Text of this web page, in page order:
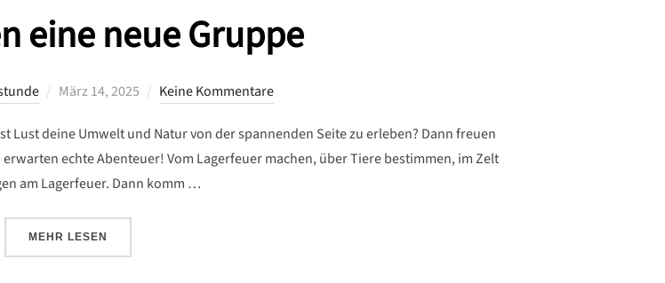
eine neue Gruppe
Veröffentlicht
März 14, 2025 Keine Kommentare
Lust deine Umwelt und Natur von der spannenden Seite zu erleben? Dann freuen
echte Abenteuer! Vom Lagerfeuer machen, über Tiere bestimmen, im Zelt
am Lagerfeuer. Dann komm …
MEHR ÜBER „WIR ERÖFFNEN EINE NEUE GRUPPE“
LESEN